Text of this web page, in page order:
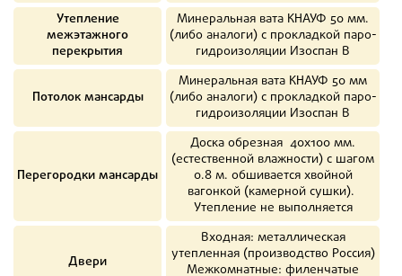
Утепление
межэтажного
перекрытия
Минеральная вата КНАУФ 50 мм.
(либо аналоги) с прокладкой паро-
гидроизоляции Изоспан В
Потолок мансарды
Минеральная вата КНАУФ 50 мм
(либо аналоги) с прокладкой паро-
гидроизоляции Изоспан В
Перегородки мансарды
Доска обрезная 40х100 мм.
(естественной влажности) с шагом
0.8 м. обшивается хвойной
вагонкой (камерной сушки).
Утепление не выполняется
Двери
Входная: металлическая
утепленная (производство Россия)
Межкомнатные: филенчатые